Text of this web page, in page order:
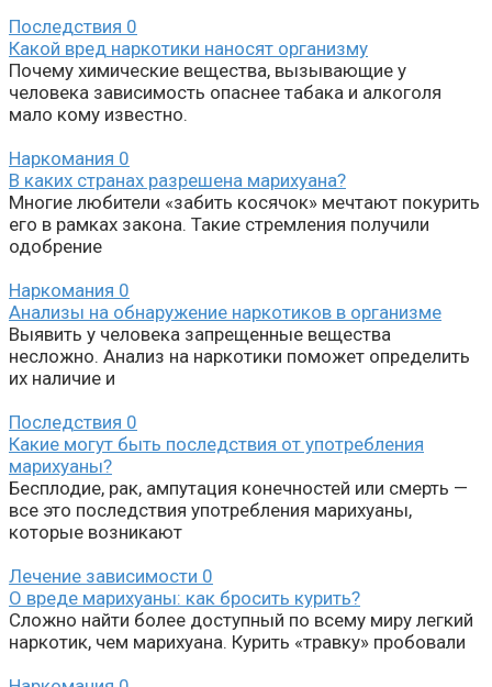
Последствия 0
Какой вред наркотики наносят организму
Почему химические вещества, вызывающие у
человека зависимость опаснее табака и алкоголя
мало кому известно.
Наркомания 0
В каких странах разрешена марихуана?
Многие любители «забить косячок» мечтают покурить
его в рамках закона. Такие стремления получили
одобрение
Наркомания 0
Анализы на обнаружение наркотиков в организме
Выявить у человека запрещенные вещества
несложно. Анализ на наркотики поможет определить
их наличие и
Последствия 0
Какие могут быть последствия от употребления
марихуаны?
Бесплодие, рак, ампутация конечностей или смерть —
все это последствия употребления марихуаны,
которые возникают
Лечение зависимости 0
О вреде марихуаны: как бросить курить?
Сложно найти более доступный по всему миру легкий
наркотик, чем марихуана. Курить «травку» пробовали